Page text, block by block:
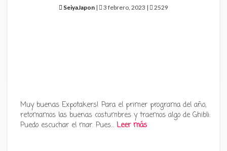
SeiyaJapon | 3 febrero, 2023 | 2529
Muy buenas Expotakers! Para el primer programa del año,
retomamos las buenas costumbres y traemos algo de Ghibli:
Puedo escuchar el mar. Pues… Leer más